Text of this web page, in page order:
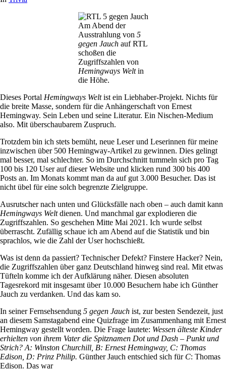
Am Abend der
Ausstrahlung von 5
gegen Jauchauf RTL
schoßen die
Zugriffszahlen von
Hemingways Weltin
die Höhe.
Dieses Portal Hemingways Weltist ein Liebhaber-Projekt. Nichts für
die breite Masse, sondern für die Anhängerschaft von Ernest
Hemingway. Sein Leben und seine Literatur. Ein Nischen-Medium
also. Mit überschaubarem Zuspruch.
Trotzdem bin ich stets bemüht, neue Leser und Leserinnen für meine
inzwischen über 500 Hemingway-Artikel zu gewinnen. Dies gelingt
mal besser, mal schlechter. So im Durchschnitt tummeln sich pro Tag
100 bis 120 User auf dieser Website und klicken rund 300 bis 400
Posts an. Im Monats kommt man da auf gut 3.000 Besucher. Das ist
nicht übel für eine solch begrenzte Zielgruppe.
Ausrutscher nach unten und Glücksfälle nach oben – auch damit kann
Hemingways Weltdienen. Und manchmal gar explodieren die
Zugriffszahlen. So geschehen Mitte Mai 2021. Ich wurde selbst
überrascht. Zufällig schaue ich am Abend auf die Statistik und bin
sprachlos, wie die Zahl der User hochschießt.
Was ist denn da passiert? Technischer Defekt? Finstere Hacker? Nein,
die Zugriffszahlen über ganz Deutschland hinweg sind real. Mit etwas
Tüfteln komme ich der Aufklärung näher. Diesen absoluten
Tagesrekord mit insgesamt über 10.000 Besuchern habe ich Günther
Jauch zu verdanken. Und das kam so.
In seiner Fernsehsendung 5 gegen Jauch ist, zur besten Sendezeit, just
an diesem Samstagabend eine Quizfrage im Zusammenhang mit Ernest
Hemingway gestellt worden. Die Frage lautete: Wessen älteste Kinder
erhielten von ihrem Vater die Spitznamen Dot und Dash – Punkt und
Strich? A: Winston Churchill, B: Ernest Hemingway, C: Thomas
Edison, D: Prinz Philip. Günther Jauch entschied sich für C: Thomas
Edison. Das war